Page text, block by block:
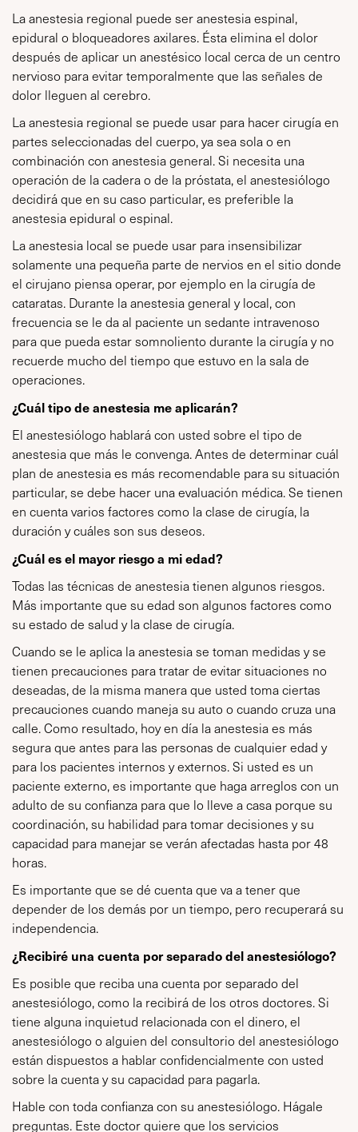
La anestesia regional puede ser anestesia espinal,
epidural o bloqueadores axilares. Ésta elimina el dolor
después de aplicar un anestésico local cerca de un centro
nervioso para evitar temporalmente que las señales de
dolor lleguen al cerebro.
La anestesia regional se puede usar para hacer cirugía en
partes seleccionadas del cuerpo, ya sea sola o en
combinación con anestesia general. Si necesita una
operación de la cadera o de la próstata, el anestesiólogo
decidirá que en su caso particular, es preferible la
anestesia epidural o espinal.
La anestesia local se puede usar para insensibilizar
solamente una pequeña parte de nervios en el sitio donde
el cirujano piensa operar, por ejemplo en la cirugía de
cataratas. Durante la anestesia general y local, con
frecuencia se le da al paciente un sedante intravenoso
para que pueda estar somnoliento durante la cirugía y no
recuerde mucho del tiempo que estuvo en la sala de
operaciones.
¿Cuál tipo de anestesia me aplicarán?
El anestesiólogo hablará con usted sobre el tipo de
anestesia que más le convenga. Antes de determinar cuál
plan de anestesia es más recomendable para su situación
particular, se debe hacer una evaluación médica. Se tienen
en cuenta varios factores como la clase de cirugía, la
duración y cuáles son sus deseos.
¿Cuál es el mayor riesgo a mi edad?
Todas las técnicas de anestesia tienen algunos riesgos.
Más importante que su edad son algunos factores como
su estado de salud y la clase de cirugía.
Cuando se le aplica la anestesia se toman medidas y se
tienen precauciones para tratar de evitar situaciones no
deseadas, de la misma manera que usted toma ciertas
precauciones cuando maneja su auto o cuando cruza una
calle. Como resultado, hoy en día la anestesia es más
segura que antes para las personas de cualquier edad y
para los pacientes internos y externos. Si usted es un
paciente externo, es importante que haga arreglos con un
adulto de su confianza para que lo lleve a casa porque su
coordinación, su habilidad para tomar decisiones y su
capacidad para manejar se verán afectadas hasta por 48
horas.
Es importante que se dé cuenta que va a tener que
depender de los demás por un tiempo, pero recuperará su
independencia.
¿Recibiré una cuenta por separado del anestesiólogo?
Es posible que reciba una cuenta por separado del
anestesiólogo, como la recibirá de los otros doctores. Si
tiene alguna inquietud relacionada con el dinero, el
anestesiólogo o alguien del consultorio del anestesiólogo
están dispuestos a hablar confidencialmente con usted
sobre la cuenta y su capacidad para pagarla.
Hable con toda confianza con su anestesiólogo. Hágale
preguntas. Este doctor quiere que los servicios